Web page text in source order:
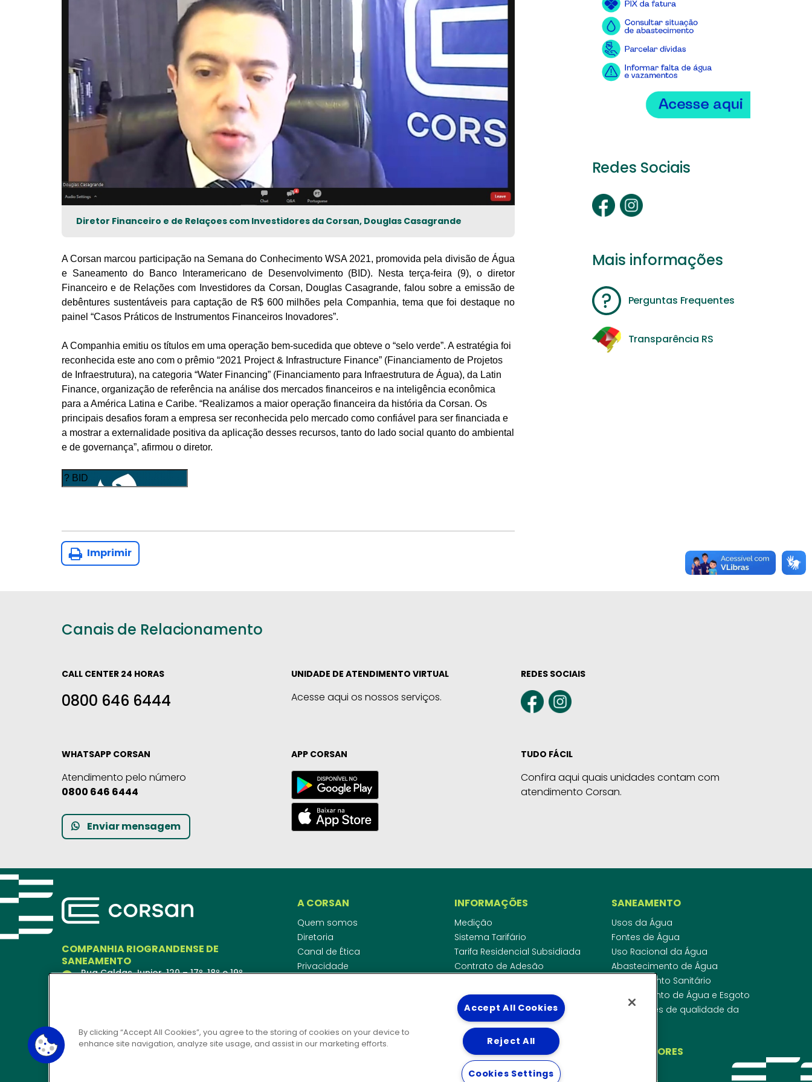
Diretor Financeiro e de Relaçoes com Investidores da Corsan, Douglas Casagrande
A Corsan marcou participação na Semana do Conhecimento WSA 2021, promovida pela divisão de Água
e Saneamento do Banco Interamericano de Desenvolvimento (BID). Nesta terça-feira (9), o diretor
Financeiro e de Relações com Investidores da Corsan, Douglas Casagrande, falou sobre a emissão de
debêntures sustentáveis para captação de R$ 600 milhões pela Companhia, tema que foi destaque no
painel “Casos Práticos de Instrumentos Financeiros Inovadores”.
A Companhia emitiu os títulos em uma operação bem-sucedida que obteve o “selo verde”. A estratégia foi
reconhecida este ano com o prêmio “2021 Project & Infrastructure Finance” (Financiamento de Projetos
de Infraestrutura), na categoria “Water Financing” (Financiamento para Infraestrutura de Água), da Latin
Finance, organização de referência na análise dos mercados financeiros e na inteligência econômica
para a América Latina e Caribe. “Realizamos a maior operação financeira da história da Corsan. Os
principais desafios foram a empresa ser reconhecida pelo mercado como confiável para ser financiada e
a mostrar a externalidade positiva da aplicação desses recursos, tanto do lado social quanto do ambiental
e de governança”, afirmou o diretor.
Imprimir
Redes Sociais
Mais informações
Perguntas Frequentes
Transparência RS
Canais de Relacionamento
CALL CENTER 24 HORAS
0800 646 6444
UNIDADE DE ATENDIMENTO VIRTUAL
Acesse aqui os nossos serviços.
REDES SOCIAIS
WHATSAPP CORSAN
Atendimento pelo número
0800 646 6444
Enviar mensagem
APP CORSAN TUDO FÁCIL
Confira aqui quais unidades contam com
atendimento Corsan.
COMPANHIA RIOGRANDENSE DE
SANEAMENTO
Rua Caldas Junior, 120 – 17º, 18º e 19º
CORSAN 24H
A CORSAN
Quem somos
Diretoria
Canal de Ética
Privacidade
Notícias
INFORMAÇÕES
Medição
Sistema Tarifário
Tarifa Residencial Subsidiada
Contrato de Adesão
Agências Reguladoras
Cobrança pela Disponibilidade
Padrão de Ligação de Água
Guia Cadastro Técnico
DIRETORIAS
SANEAMENTO
Usos da Água
Fontes de Água
Uso Racional da Água
Abastecimento de Água
Esgotamento Sanitário
Regulamento de Água e Esgoto
Indicadores de qualidade da
INVESTIDORES
WEBMAIL
By clicking “Accept All Cookies”, you agree to the storing of cookies on your device to
enhance site navigation, analyze site usage, and assist in our marketing efforts.
Accept All Cookies
Reject All
Cookies Settings